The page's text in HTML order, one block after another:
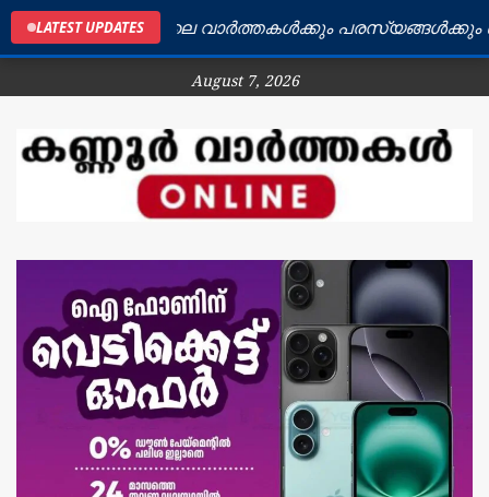
LATEST UPDATES
ജില്ലയിലെ വാർത്തകൾക്കും പരസ്യങ്ങൾക്കും
August 7, 2026